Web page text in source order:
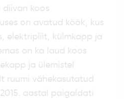
diivan koos
on avatud köök, kus
elektripliit, külmkapp ja
on ka laud koos
ja ülemistel
ruumi vähekasutatud
aastal paigaldati